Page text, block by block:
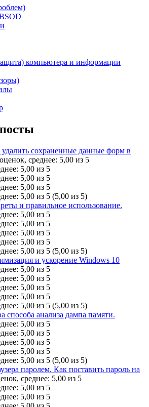
компьютера и информации
сохраненные данные форм в
(5,00 из 5)
и правильное использование.
(5,00 из 5)
и ускорение Windows 10
(5,00 из 5)
способа анализа дампа памяти.
(5,00 из 5)
паролем. Как поставить пароль на